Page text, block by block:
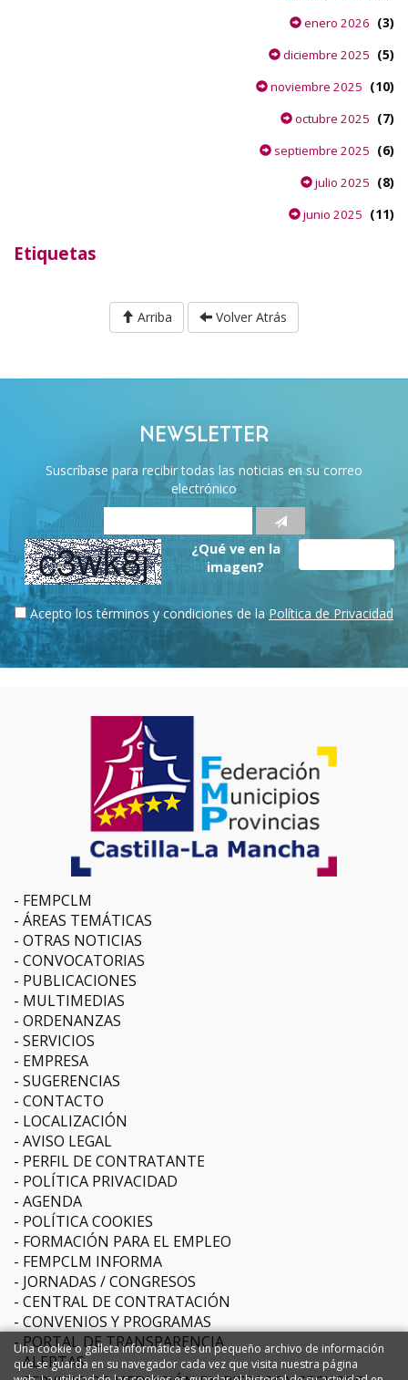
enero 2026 (3)
diciembre 2025 (5)
noviembre 2025 (10)
octubre 2025 (7)
septiembre 2025 (6)
julio 2025 (8)
junio 2025 (11)
Etiquetas
Arriba Volver Atrás
NEWSLETTER
Suscríbase para recibir todas las noticias en su correo
electrónico
¿Qué ve en la
imagen?
Acepto los términos y condiciones de la Política de Privacidad
FEMPCLM
ÁREAS TEMÁTICAS
OTRAS NOTICIAS
CONVOCATORIAS
PUBLICACIONES
MULTIMEDIAS
ORDENANZAS
SERVICIOS
EMPRESA
SUGERENCIAS
CONTACTO
LOCALIZACIÓN
AVISO LEGAL
PERFIL DE CONTRATANTE
POLÍTICA PRIVACIDAD
AGENDA
POLÍTICA COOKIES
FORMACIÓN PARA EL EMPLEO
FEMPCLM INFORMA
JORNADAS / CONGRESOS
CENTRAL DE CONTRATACIÓN
CONVENIOS Y PROGRAMAS
PORTAL DE TRANSPARENCIA
ALERTAS
Una cookie o galleta informática es un pequeño archivo de información
que se guarda en su navegador cada vez que visita nuestra página